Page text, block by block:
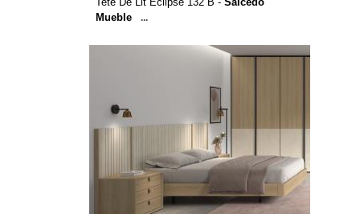
Mueble
...